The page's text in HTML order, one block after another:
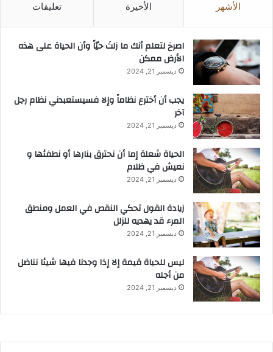
الأشهر الأخيرة تعليقات
‫اصرخ لتعلم أنك ما زلتَ حيّاً وأن الحياة على هذه
الأرض ممكن
ديسمبر 21, 2024
يجب أن أخترع نظاماً وإلا فسيستعبدني نظام رجل
آخر
ديسمبر 21, 2024
الحياة شعلة إما أن نحترق بنارها أو نطفئها و
نعيش في ظلام
ديسمبر 21, 2024
زيادة القول تحكي النقص في العمل ومنطق
المرء قد يهديه للزلل
ديسمبر 21, 2024
ليس للحياة قيمة إلا إذا وجدنا فيها شيئا نناضل
من أجله
ديسمبر 21, 2024